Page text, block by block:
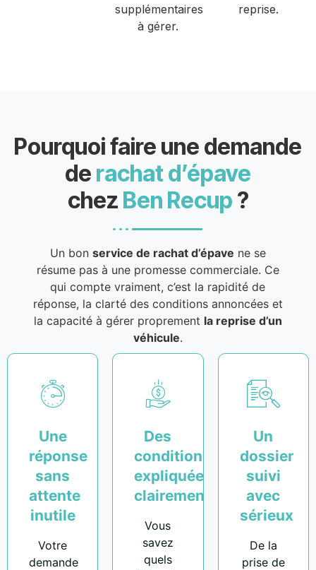
supplémentaires
à gérer.
reprise.
Pourquoi faire une demande
de rachat d’épave
chez Ben Recup ?
Un bon service de rachat d’épave ne se
résume pas à une promesse commerciale. Ce
qui compte vraiment, c’est la rapidité de
réponse, la clarté des conditions annoncées et
la capacité à gérer proprement la reprise d’un
véhicule.
Une
réponse
sans
attente
inutile
Votre
demande
Des
conditions
expliquées
clairement
Vous
savez
quels
Un
dossier
suivi
avec
sérieux
De la
prise de